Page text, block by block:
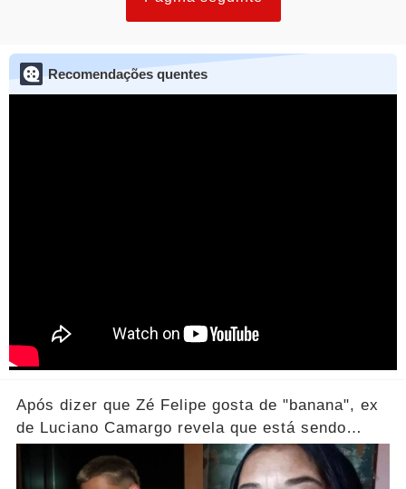
Recomendações quentes
Após dizer que Zé Felipe gosta de "banana", ex
de Luciano Camargo revela que está sendo